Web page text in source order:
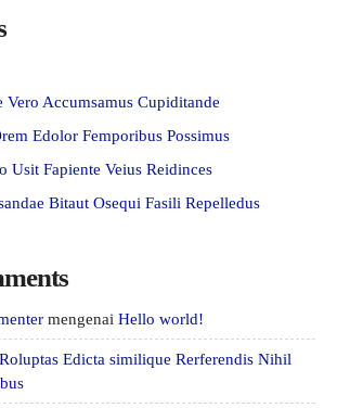
Vero Accumsamus Cupiditande
Edolor Femporibus Possimus
Usit Fapiente Veius Reidinces
Bitaut Osequi Fasili Repelledus
mengenai Hello world!
Roluptas Edicta similique Rerferendis Nihil